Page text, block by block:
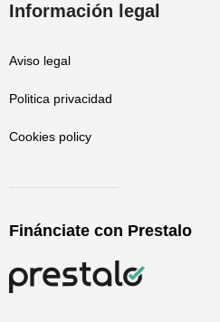
Información legal
Aviso legal
Politica privacidad
Cookies policy
Finánciate con Prestalo